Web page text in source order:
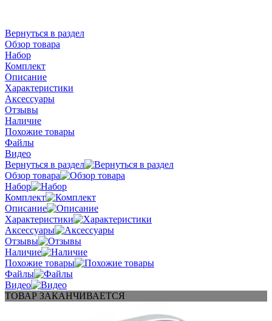
Вернуться в раздел
Обзор товара
Набор
Комплект
Описание
Характеристики
Аксессуары
Отзывы
Наличие
Похожие товары
Файлы
Видео
Вернуться в раздел
Обзор товара
Набор
Комплект
Описание
Характеристики
Аксессуары
Отзывы
Наличие
Похожие товары
Файлы
Видео
ТОВАР ЗАКАНЧИВАЕТСЯ